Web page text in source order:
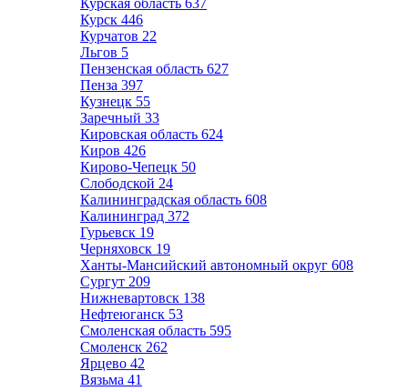
Курская область 637
Курск 446
Курчатов 22
Льгов 5
Пензенская область 627
Пенза 397
Кузнецк 55
Заречный 33
Кировская область 624
Киров 426
Кирово-Чепецк 50
Слободской 24
Калининградская область 608
Калининград 372
Гурьевск 19
Черняховск 19
Ханты-Мансийский автономный округ 608
Сургут 209
Нижневартовск 138
Нефтеюганск 53
Смоленская область 595
Смоленск 262
Ярцево 42
Вязьма 41